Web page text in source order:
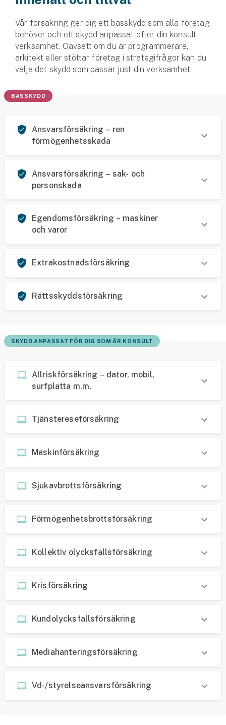
Se alla försäkringar
Vår försäkring ger dig ett basskydd som alla företag
behöver och ett skydd anpassat efter din konsult­
verksamhet. Oavsett om du är programmerare,
arkitekt eller stöttar företag i strategi­frågor kan du
välja det skydd som passar just din verksamhet.
BASSKYDD
Ansvarsförsäkring – ren
förmögenhetsskada
Ansvarsförsäkring – sak- och
personskada
Egendomsförsäkring – maskiner
och varor
Extrakostnadsförsäkring
Rättsskyddsförsäkring
SKYDD ANPASSAT FÖR DIG SOM ÄR KONSULT
Allriskförsäkring – dator, mobil,
surfplatta m.m.
Tjänstereseförsäkring
Maskinförsäkring
Sjukavbrottsförsäkring
Förmögenhetsbrotts­försäkring
Kollektiv olycksfalls­försäkring
Krisförsäkring
Kundolycksfallsförsäkring
Mediahanteringsförsäkring
Vd-/styrelseansvarsförsäkring